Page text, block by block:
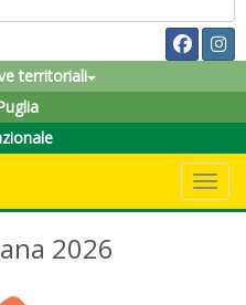
territoriali
2026